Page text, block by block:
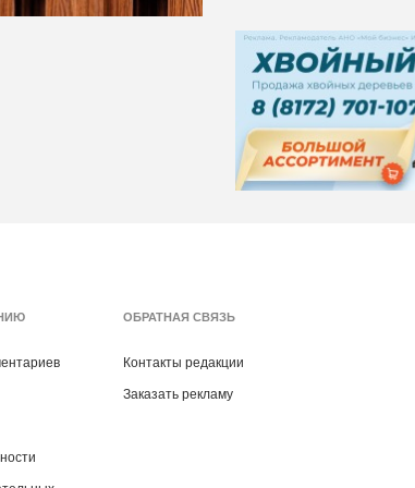
ОБРАТНАЯ СВЯЗЬ
Контакты редакции
Заказать рекламу